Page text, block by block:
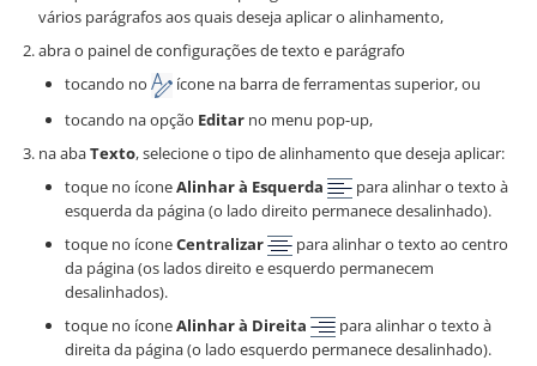
vários parágrafos aos quais deseja aplicar o alinhamento,
abra o painel de configurações de texto e parágrafo
tocando no
ícone na barra de ferramentas superior, ou
tocando na opção Editar no menu pop-up,
na abaTexto, selecione o tipo de alinhamento que deseja aplicar:
toque no íconeAlinhar à Esquerda
para alinhar o texto à
esquerda da página (o lado direito permanece desalinhado).
toque no íconeCentralizar
para alinhar o texto ao centro
da página (os lados direito e esquerdo permanecem
desalinhados).
toque no íconeAlinhar à Direita
para alinhar o texto à
direita da página (o lado esquerdo permanece desalinhado).